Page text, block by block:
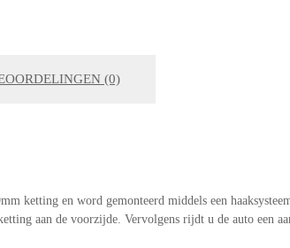
(0)
ketting en word gemonteerd middels een
aan de voorzijde. Vervolgens rijdt u de auto een